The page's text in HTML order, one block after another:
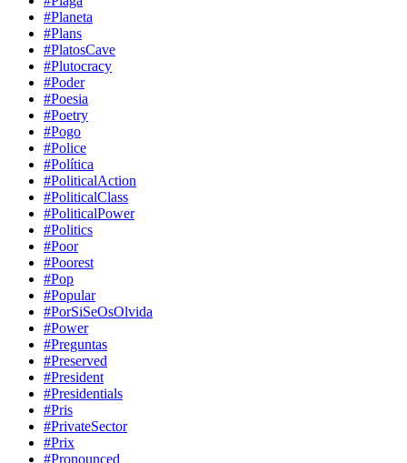
#Planeta
#Plans
#PlatosCave
#Plutocracy
#Poder
#Poesia
#Poetry
#Pogo
#Police
#Política
#PoliticalAction
#PoliticalClass
#PoliticalPower
#Politics
#Poor
#Poorest
#Pop
#Popular
#PorSiSeOsOlvida
#Power
#Preguntas
#Preserved
#President
#Presidentials
#Pris
#PrivateSector
#Prix
#Pronounced